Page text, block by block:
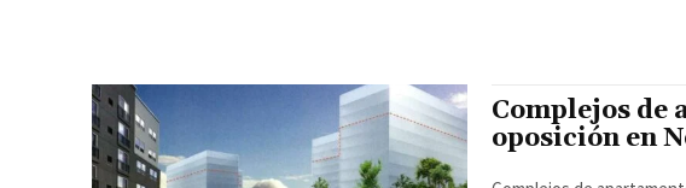
Complejos de
oposición en